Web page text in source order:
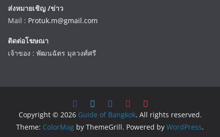
ส่งหมายเชิญ /ข่าว
Mail : Protuk.m@gmail.com
ติดต่อโฆษณา
เจ้าของ : พัฒนฉัตร มุลวงศ์ศรี
Copyright © 2026 Guide of Bangkok. All rights reserved.
Theme: ColorMag by ThemeGrill. Powered by WordPress.